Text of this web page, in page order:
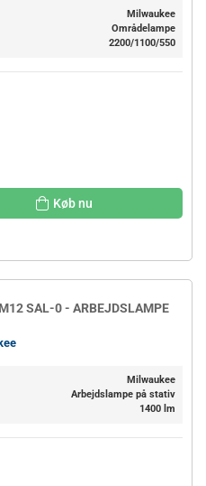
Milwaukee
Områdelampe
2200/1100/550
Køb nu
SAL-0 - ARBEJDSLAMPE
Milwaukee
Arbejdslampe på stativ
1400 lm